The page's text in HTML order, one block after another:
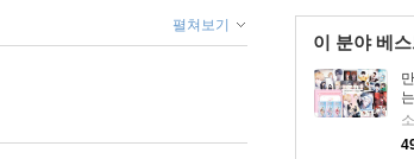
이 분야 베
펼쳐보기